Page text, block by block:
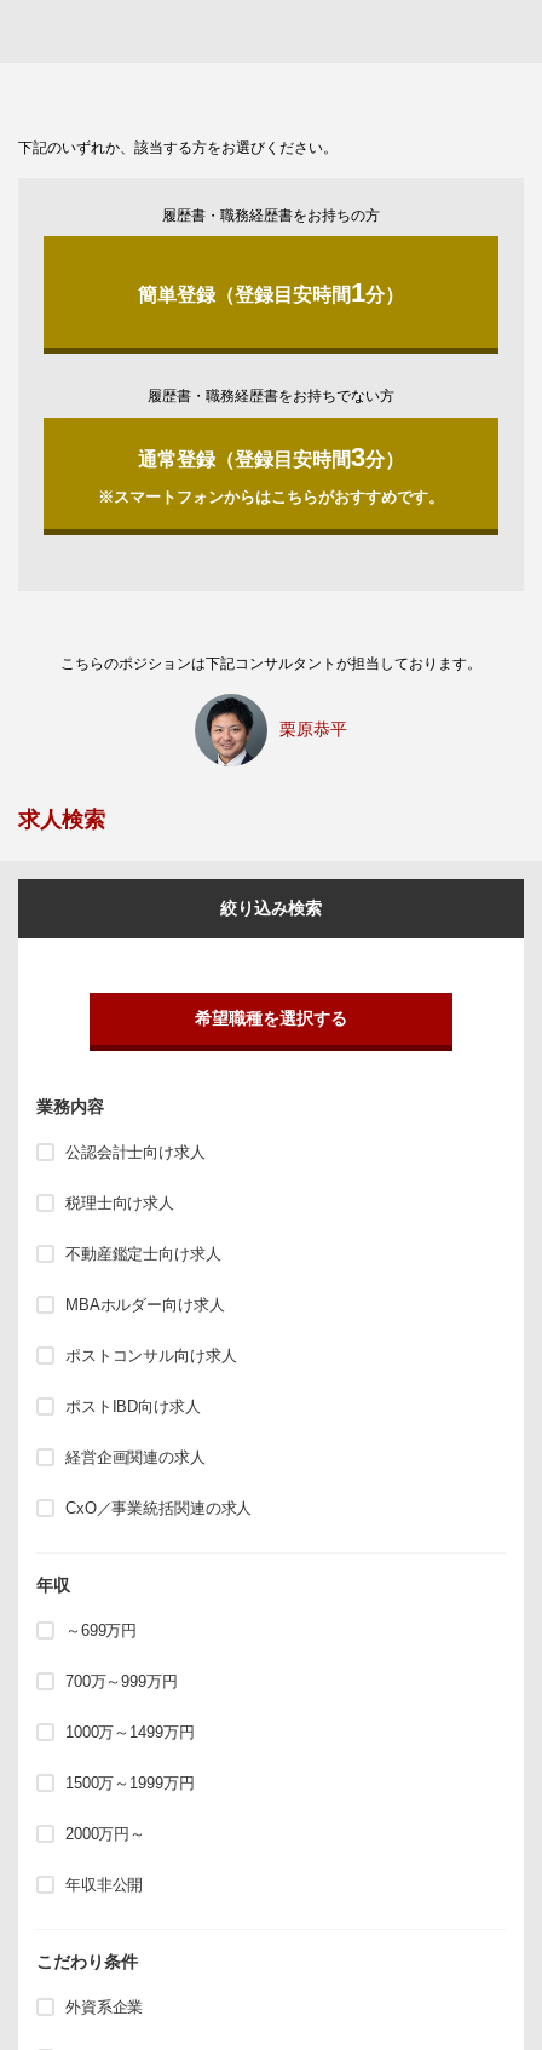
下記のいずれか、該当する方をお選びください。
履歴書・職務経歴書をお持ちの方
簡単登録（登録目安時間1分）
履歴書・職務経歴書をお持ちでない方
通常登録（登録目安時間3分）
※スマートフォンからはこちらがおすすめです。
こちらのポジションは下記コンサルタントが担当しております。
栗原恭平
求人検索
絞り込み検索
希望職種を選択する
業務内容
公認会計士向け求人
税理士向け求人
不動産鑑定士向け求人
MBAホルダー向け求人
ポストコンサル向け求人
ポストIBD向け求人
経営企画関連の求人
CxO／事業統括関連の求人
年収
～699万円
700万～999万円
1000万～1499万円
1500万～1999万円
2000万円～
年収非公開
こだわり条件
外資系企業